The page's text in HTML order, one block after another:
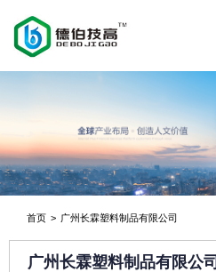
首页 > 广州长霖塑料制品有限公司
广州长霖塑料制品有限公司